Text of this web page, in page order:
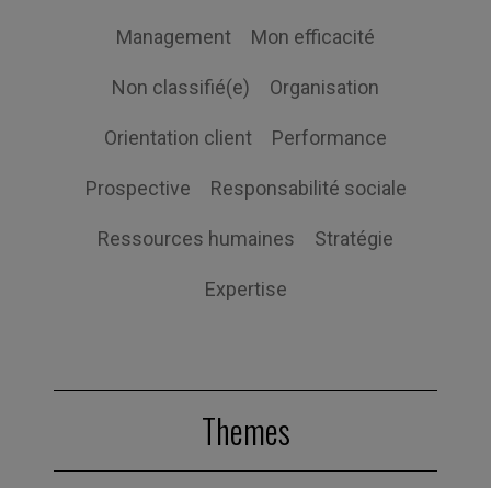
Management Mon efficacité
Non classifié(e) Organisation
Orientation client Performance
Prospective Responsabilité sociale
Ressources humaines Stratégie
Expertise
Themes